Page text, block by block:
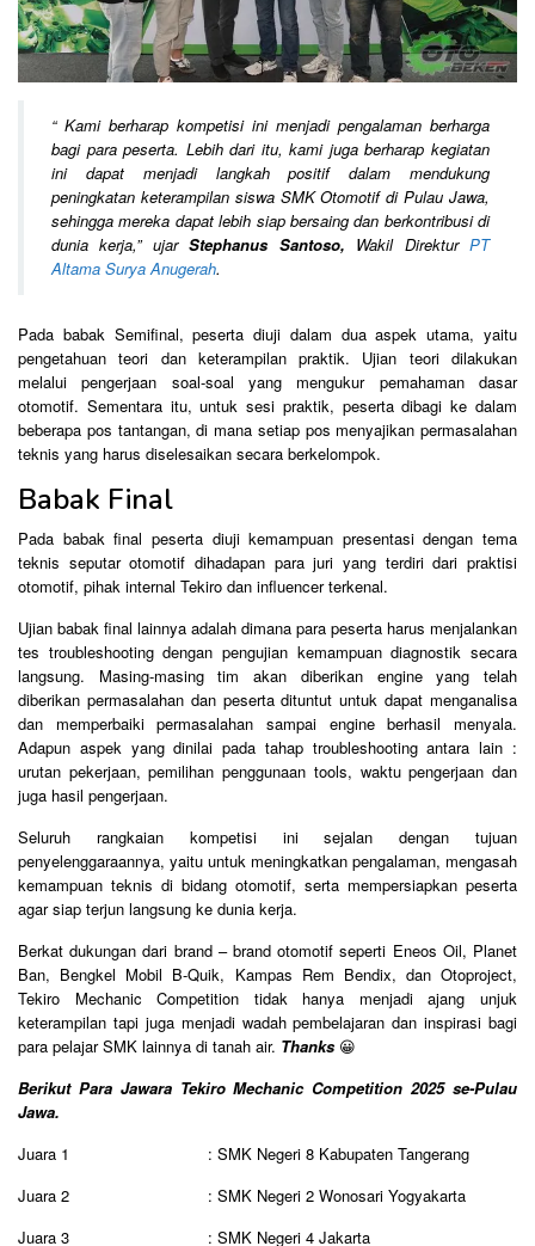
“ Kami berharap kompetisi ini menjadi pengalaman berharga
bagi para peserta. Lebih dari itu, kami juga berharap kegiatan
ini dapat menjadi langkah positif dalam mendukung
peningkatan keterampilan siswa SMK Otomotif di Pulau Jawa,
sehingga mereka dapat lebih siap bersaing dan berkontribusi di
dunia kerja,” ujarStephanus Santoso, Wakil DirekturPT
Altama Surya Anugerah.
Pada babak Semifinal, peserta diuji dalam dua aspek utama, yaitu
pengetahuan teori dan keterampilan praktik. Ujian teori dilakukan
melalui pengerjaan soal-soal yang mengukur pemahaman dasar
otomotif. Sementara itu, untuk sesi praktik, peserta dibagi ke dalam
beberapa pos tantangan, di mana setiap pos menyajikan permasalahan
teknis yang harus diselesaikan secara berkelompok.
Babak Final
Pada babak final peserta diuji kemampuan presentasi dengan tema
teknis seputar otomotif dihadapan para juri yang terdiri dari praktisi
otomotif, pihak internal Tekiro dan influencer terkenal.
Ujian babak final lainnya adalah dimana para peserta harus menjalankan
tes troubleshooting dengan pengujian kemampuan diagnostik secara
langsung. Masing-masing tim akan diberikan engine yang telah
diberikan permasalahan dan peserta dituntut untuk dapat menganalisa
dan memperbaiki permasalahan sampai engine berhasil menyala.
Adapun aspek yang dinilai pada tahap troubleshooting antara lain :
urutan pekerjaan, pemilihan penggunaan tools, waktu pengerjaan dan
juga hasil pengerjaan.
Seluruh rangkaian kompetisi ini sejalan dengan tujuan
penyelenggaraannya, yaitu untuk meningkatkan pengalaman, mengasah
kemampuan teknis di bidang otomotif, serta mempersiapkan peserta
agar siap terjun langsung ke dunia kerja.
Berkat dukungan dari brand – brand otomotif seperti Eneos Oil, Planet
Ban, Bengkel Mobil B-Quik, Kampas Rem Bendix, dan Otoproject,
Tekiro Mechanic Competition tidak hanya menjadi ajang unjuk
keterampilan tapi juga menjadi wadah pembelajaran dan inspirasi bagi
para pelajar SMK lainnya di tanah air. Thanks 😀
Berikut Para Jawara Tekiro Mechanic Competition 2025 se-Pulau
Jawa.
Juara 1 : SMK Negeri 8 Kabupaten Tangerang
Juara 2 : SMK Negeri 2 Wonosari Yogyakarta
Juara 3 : SMK Negeri 4 Jakarta